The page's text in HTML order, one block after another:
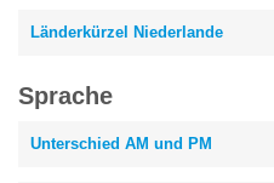
Länderkürzel Niederlande
Sprache
Unterschied AM und PM